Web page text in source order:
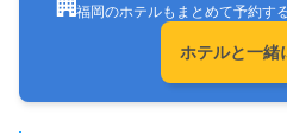
福岡のホテルもまとめて予約す
ホテルと一緒